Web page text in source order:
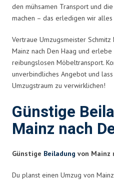
den mühsamen Transport und
machen – das erledigen wir
Vertraue Umzugsmeister
Mainz nach Den Haag und
reibungslosen Möbeltransport.
unverbindliches Angebot und
Umzugstraum zu verwirklichen!
Günstige
Mainz nach
Günstige Beiladung von Mainz
Du planst einen Umzug von